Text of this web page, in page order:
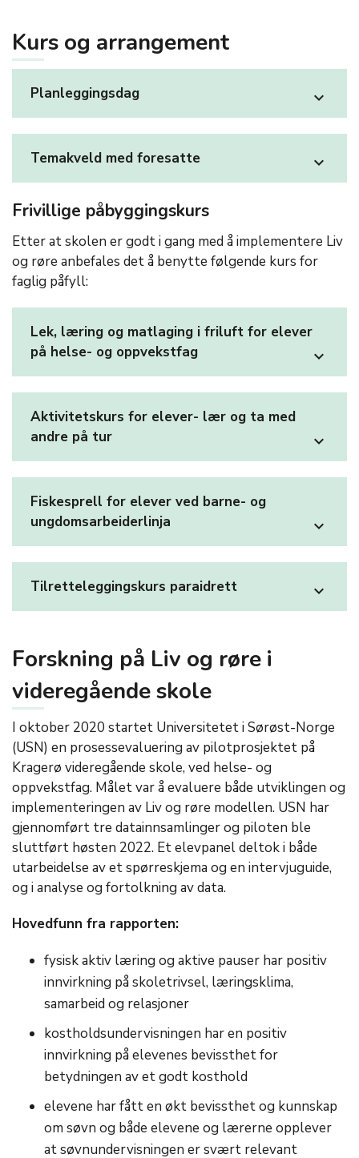
Kurs og arrangement
Planleggingsdag expand_more
Temakveld med foresatte expand_more
Frivillige påbyggingskurs
Etter at skolen er godt i gang med å implementere Liv
og røre anbefales det å benytte følgende kurs for
faglig påfyll:
Lek, læring og matlaging i friluft for elever
på helse- og oppvekstfag
expand_more
Aktivitetskurs for elever- lær og ta med
andre på tur
expand_more
Fiskesprell for elever ved barne- og
ungdomsarbeiderlinja
expand_more
Tilretteleggingskurs paraidrett expand_more
Forskning på Liv og røre i
videregående skole
I oktober 2020 startet Universitetet i Sørøst-Norge
(USN) en prosessevaluering av pilotprosjektet på
Kragerø videregående skole, ved helse- og
oppvekstfag. Målet var å evaluere både utviklingen og
implementeringen av Liv og røre modellen. USN har
gjennomført tre datainnsamlinger og piloten ble
sluttført høsten 2022. Et elevpanel deltok i både
utarbeidelse av et spørreskjema og en intervjuguide,
og i analyse og fortolkning av data.
Hovedfunn fra rapporten:
fysisk aktiv læring og aktive pauser har positiv
innvirkning på skoletrivsel, læringsklima,
samarbeid og relasjoner
kostholdsundervisningen har en positiv
innvirkning på elevenes bevissthet for
betydningen av et godt kosthold
elevene har fått en økt bevissthet og kunnskap
om søvn og både elevene og lærerne opplever
at søvnundervisningen er svært relevant